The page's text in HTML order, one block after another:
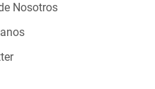
Nosotros